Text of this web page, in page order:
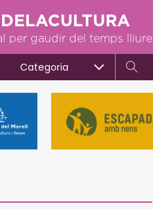
per gaudir del temps lliure
Categoria